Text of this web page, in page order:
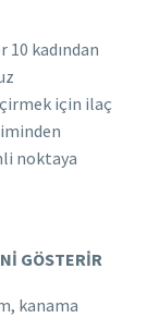
10 kadından
için ilaç
noktaya
GÖSTERİR
kanama